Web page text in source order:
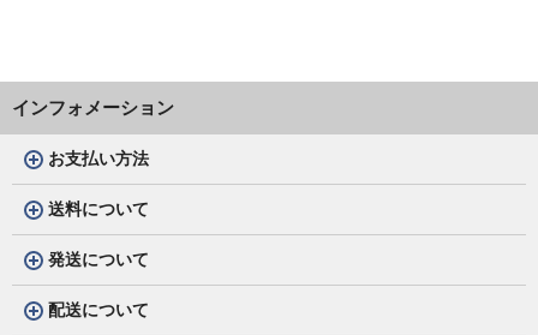
インフォメーション
お支払い方法
送料について
発送について
配送について